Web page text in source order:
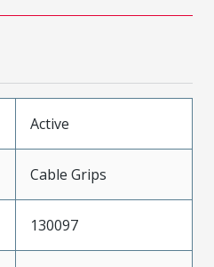
Active
Cable Grips
130097